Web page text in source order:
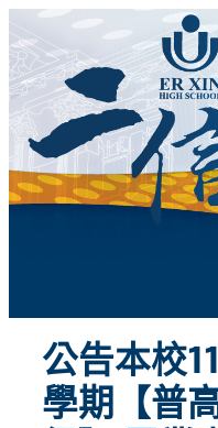
至
主
容
公告本校
學期【普